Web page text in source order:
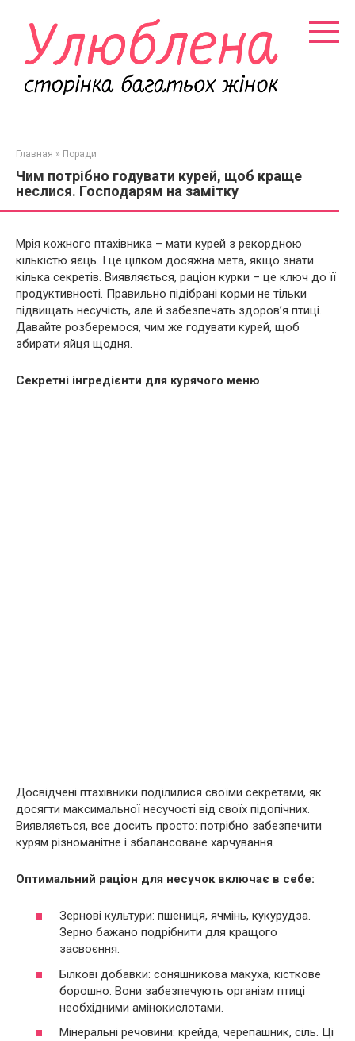
контенту
Главная » Поради
Чим потрібно годувати курей, щоб краще
неслися. Господарям на замітку
Мрія кожного птахівника – мати курей з рекордною
кількістю яєць. І це цілком досяжна мета, якщо знати
кілька секретів. Виявляється, раціон курки – це ключ до її
продуктивності. Правильно підібрані корми не тільки
підвищать несучість, але й забезпечать здоров’я птиці.
Давайте розберемося, чим же годувати курей, щоб
збирати яйця щодня.
Секретні інгредієнти для курячого меню
Досвідчені птахівники поділилися своїми секретами, як
досягти максимальної несучості від своїх підопічних.
Виявляється, все досить просто: потрібно забезпечити
курям різноманітне і збалансоване харчування.
Оптимальний раціон для несучок включає в себе:
Зернові культури: пшениця, ячмінь, кукурудза.
Зерно бажано подрібнити для кращого
засвоєння.
Білкові добавки: соняшникова макуха, кісткове
борошно. Вони забезпечують організм птиці
необхідними амінокислотами.
Мінеральні речовини: крейда, черепашник, сіль. Ці